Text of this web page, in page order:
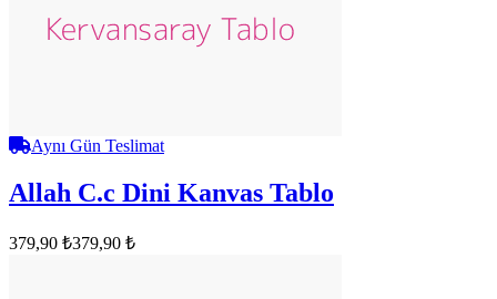
Aynı Gün Teslimat
Allah C.c Dini Kanvas Tablo
379,90 ₺379,90 ₺